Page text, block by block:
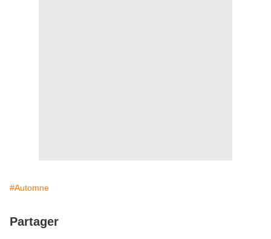
#Automne
Partager